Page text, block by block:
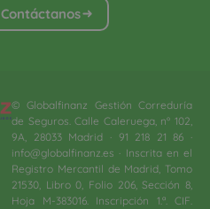
Contáctanos
© Globalfinanz Gestión Correduría
de Seguros. Calle Caleruega, nº 102,
9A, 28033 Madrid · 91 218 21 86 ·
info@globalfinanz.es · Inscrita en el
Registro Mercantil de Madrid, Tomo
21530, Libro 0, Folio 206, Sección 8,
Hoja M-383016. Inscripción 1.ª. CIF.